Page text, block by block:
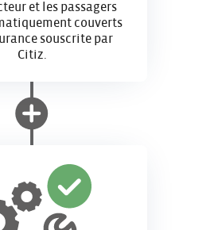
et les passagers
couverts
souscrite par
Citiz.